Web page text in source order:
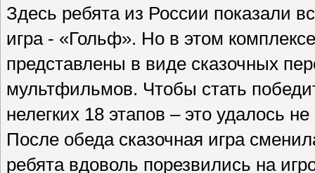
Здесь ребята из России показали
игра - «Гольф». Но в этом
представлены в виде сказочных
мультфильмов. Чтобы стать
нелегких 18 этапов – это удалось
После обеда сказочная игра
ребята вдоволь порезвились на